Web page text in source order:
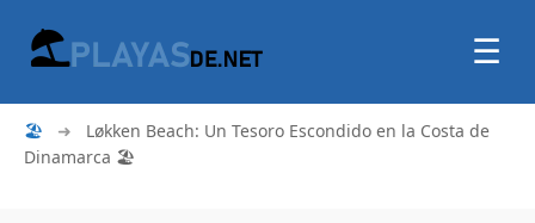
☰
🏖 ➜
Løkken Beach: Un Tesoro Escondido en la Costa de
Dinamarca 🏖️